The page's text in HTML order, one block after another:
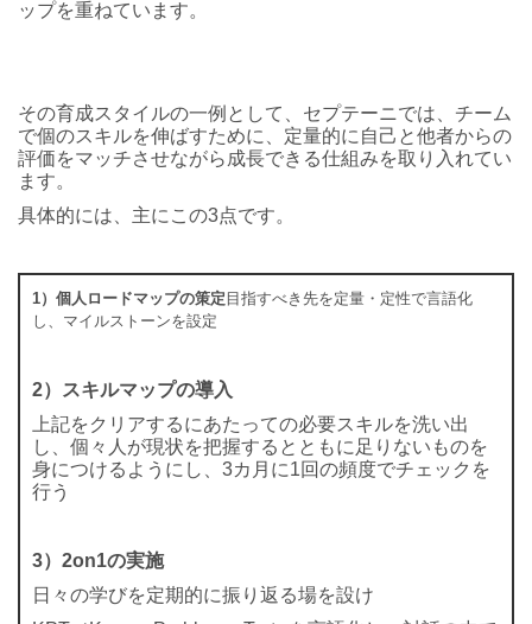
ップを重ねています。
その育成スタイルの一例として、セプテーニでは、チーム
で個のスキルを伸ばすために、定量的に自己と他者からの
評価をマッチさせながら成長できる仕組みを取り入れてい
ます。
具体的には、主にこの3点です。
1）個人ロードマップの策定 目指すべき先を定量・定性で言語化
し、マイルストーンを設定
2）スキルマップの導入
上記をクリアするにあたっての必要スキルを洗い出
し、個々人が現状を把握するとともに足りないものを
身につけるようにし、3カ月に1回の頻度でチェックを
行う
3）2on1の実施
日々の学びを定期的に振り返る場を設け